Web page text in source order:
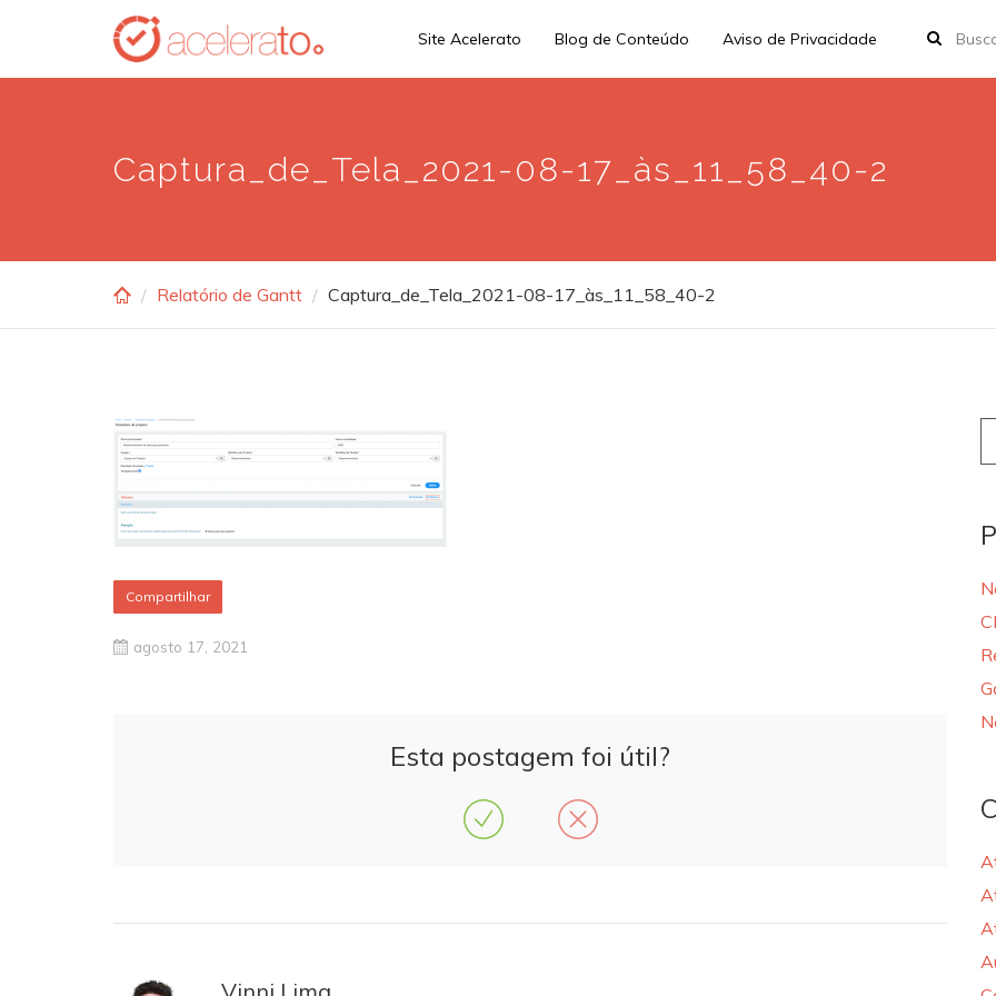
main
Site Acelerato Blog de Conteúdo Aviso de Privacidade
Captura_de_Tela_2021-08-17_às_11_58_40-2
Relatório de Gantt Captura_de_Tela_2021-08-17_às_11_58_40-2
Compartilhar
agosto 17, 2021
Esta postagem foi útil?